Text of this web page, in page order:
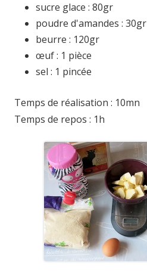
sucre glace : 80gr
poudre d'amandes : 30gr
beurre : 120gr
œuf : 1 pièce
sel : 1 pincée
Temps de réalisation : 10mn
Temps de repos : 1h